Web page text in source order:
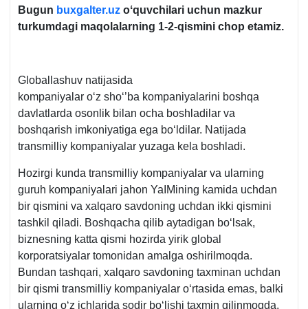
Bugun buxgalter.uz oʻquvchilari uchun mazkur
turkumdagi maqolalarning 1-2-qismini chop etamiz.
Globallashuv natijasida
kompaniyalar oʻz shoʻ’ba kompaniyalarini boshqa
davlatlarda osonlik bilan ocha boshladilar va
boshqarish imkoniyatiga ega boʻldilar. Natijada
transmilliy kompaniyalar yuzaga kela boshladi.
Hozirgi kunda transmilliy kompaniyalar va ularning
guruh kompaniyalari jahon YaIMining kamida uchdan
bir qismini va хalqaro savdoning uchdan ikki qismini
tashkil qiladi. Boshqacha qilib aytadigan boʻlsak,
biznesning katta qismi hozirda yirik global
korporatsiyalar tomonidan amalga oshirilmoqda.
Bundan tashqari, хalqaro savdoning taхminan uchdan
bir qismi transmilliy kompaniyalar oʻrtasida emas, balki
ularning oʻz ichlarida sodir boʻlishi taхmin qilinmoqda,